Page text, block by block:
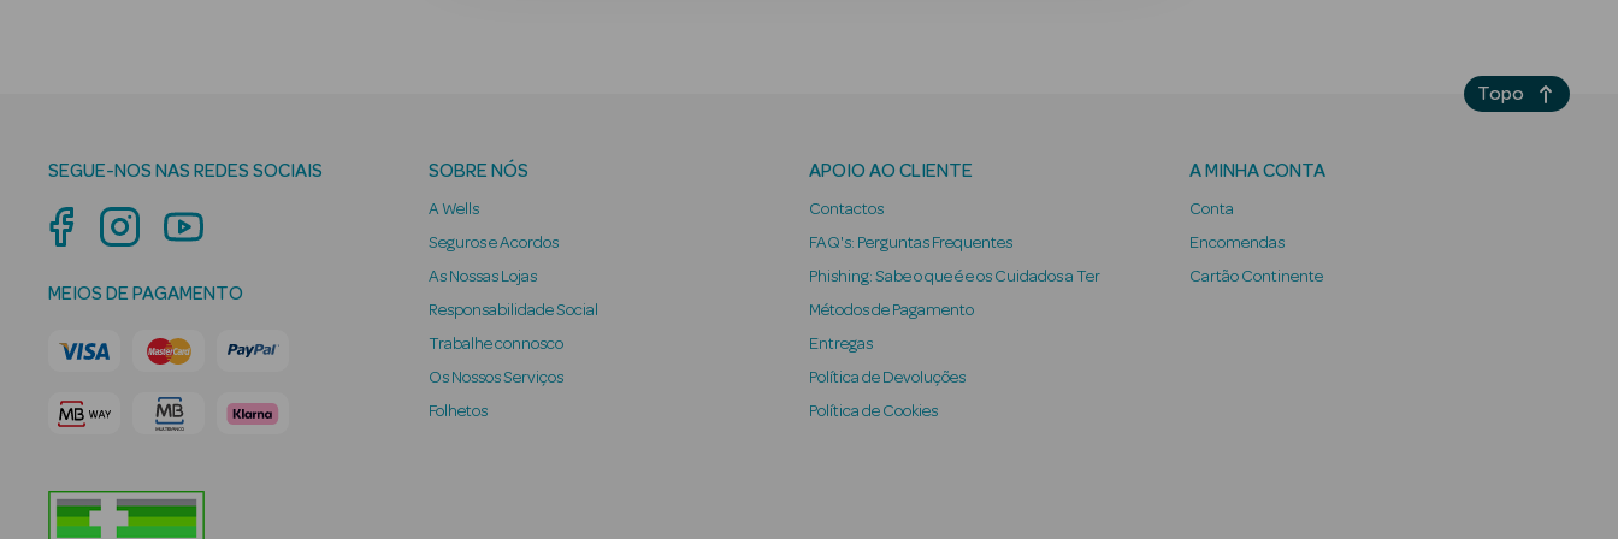
SEGUE-NOS NAS REDES SOCIAIS
MEIOS DE PAGAMENTO
SOBRE NÓS
A Wells
Seguros e Acordos
As Nossas Lojas
Responsabilidade Social
Trabalhe connosco
Os Nossos Serviços
Folhetos
APOIO AO CLIENTE
Contactos
FAQ's: Perguntas Frequentes
Phishing: Sabe o que é e os Cuidados a Ter
Métodos de Pagamento
Entregas
Política de Devoluções
Política de Cookies
A MINHA CONTA
Conta
Encomendas
Cartão Continente
Topo